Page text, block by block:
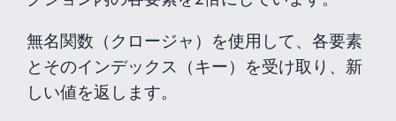
無名関数（クロージャ）を使用して、各要素
とそのインデックス（キー）を受け取り、新
しい値を返します。